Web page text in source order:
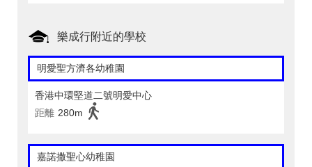
樂成行附近的學校
明愛聖方濟各幼稚園
香港中環堅道二號明愛中心
距離 280m
嘉諾撒聖心幼稚園